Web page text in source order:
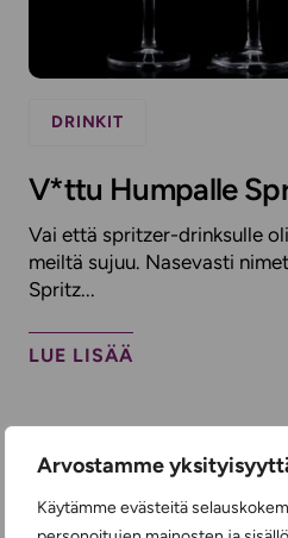
Arvostamme
Käytämme evästeitä
DRINKIT
V*ttu Humpalle
Vai että spritzer-drinksulle
meiltä sujuu. Nasevasti
Spritz...
LUE LISÄÄ